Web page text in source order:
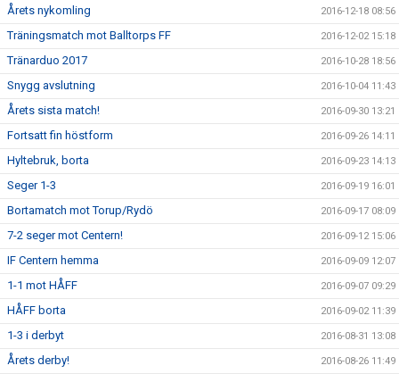
Årets nykomling 2016-12-18 08:56
Träningsmatch mot Balltorps FF 2016-12-02 15:18
Tränarduo 2017 2016-10-28 18:56
Snygg avslutning 2016-10-04 11:43
Årets sista match! 2016-09-30 13:21
Fortsatt fin höstform 2016-09-26 14:11
Hyltebruk, borta 2016-09-23 14:13
Seger 1-3 2016-09-19 16:01
Bortamatch mot Torup/Rydö 2016-09-17 08:09
7-2 seger mot Centern! 2016-09-12 15:06
IF Centern hemma 2016-09-09 12:07
1-1 mot HÅFF 2016-09-07 09:29
HÅFF borta 2016-09-02 11:39
1-3 i derbyt 2016-08-31 13:08
Årets derby! 2016-08-26 11:49